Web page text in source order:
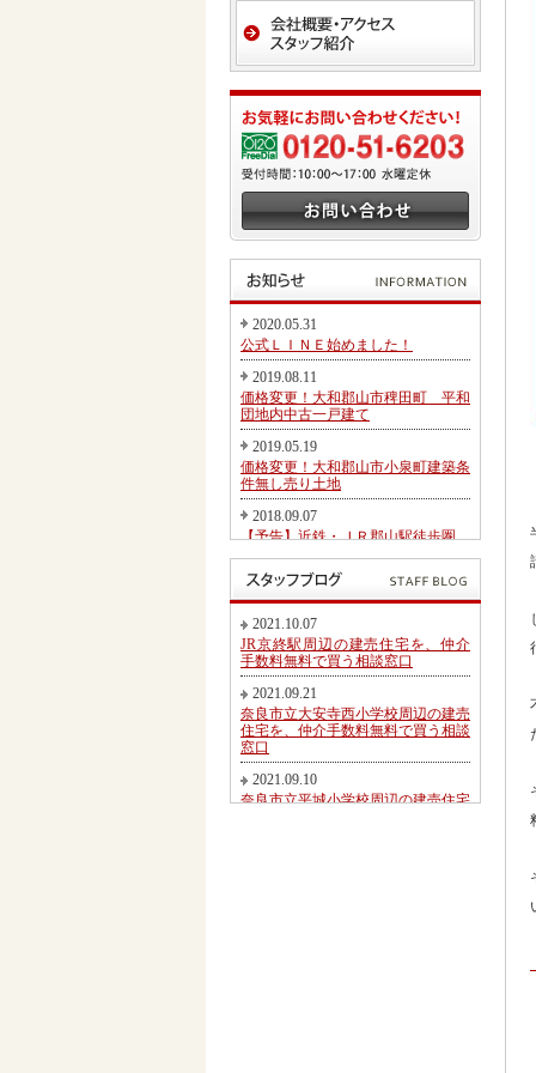
2020.05.31
公式ＬＩＮＥ始めました！
2019.08.11
価格変更！大和郡山市稗田町 平和
団地内中古一戸建て
2019.05.19
価格変更！大和郡山市小泉町建築条
件無し売り土地
2018.09.07
【予告】近鉄・ＪＲ郡山駅徒歩圏、
第２期新規分譲地販売開始のお知ら
せ
2017.05.26
東九条町周辺の建売住宅を、仲介手
数料無料又は割引で買う相談窓口
2017.04.06
大和郡山市冠山町新築一戸建て【価
格変更】になりました！
2017.03.31
大和郡山市にて駅徒歩圏売り土地・
新築一戸建て・建築条件無し売り土
2021.10.07
JR京終駅周辺の建売住宅を、仲介
手数料無料で買う相談窓口
2021.09.21
奈良市立大安寺西小学校周辺の建売
住宅を、仲介手数料無料で買う相談
窓口
2021.09.10
奈良市立平城小学校周辺の建売住宅